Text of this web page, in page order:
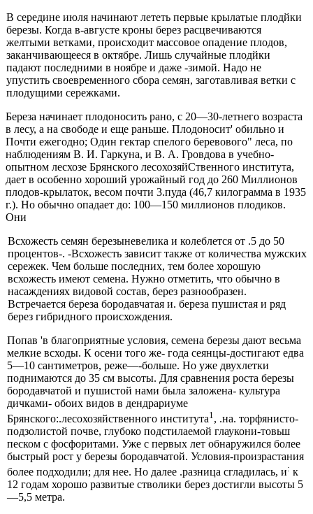
В середине июля начинают лететь первые крылатые плодйки
березы. Когда в-августе кроны берез расцвечи­ваются
желтыми ветками, происходит массовое опаде­ние плодов,
заканчивающееся в октябре. Лишь случай­ные плодйки
падают последними в ноябре и даже -зи­мой. Надо не
упустить своевременного сбора семян, за­готавливая ветки с
плодущими сережками.
Береза начинает плодоносить рано, с 20—30-летнего возраста
в лесу, а на свободе и еще раньше. Плодоно­сит' обильно и
Почти ежегодно; Один гектар спелого беревового" леса, по
наблюдениям В. И. Гаркуна, и В. А. Гровдова в учебно-
опытном лесхозе Брянского лесохозяйСтвенного института,
дает в особенно хороший урожайный год до 260 Миллионов
плодов-крылаток, ве­сом почти 3.пуда (46,7 килограмма в 1935
г.). Но обыч­но опадает до: 100—150 миллионов плодиков.
Они
Всхожесть семян березыневелика и колеблется от .5 до 50
процентов-. -Всхожесть зависит также от ко­личества мужских
сережек. Чем больше последних, тем более хорошую
всхожесть имеют семена. Нужно отме­тить, что обычно в
насаждениях видовой состав, берез разнообразен.
Встречается береза бородавчатая и. бере­за пушистая и ряд
берез гибридного происхождения.
Попав 'в благоприятные условия, семена березы дают весьма
мелкие всходы. К осени того же- года сеянцы-до­стигают едва
5—10 сантиметров, реже—-больше. Но уже двухлетки
поднимаются до 35 см высоты. Для сравнения роста березы
бородавчатой и пушистой нами была за­ложена- культура
дичками- обоих видов в дендрариуме
Брянского:.лесохозяйственного института1 , .на. торфяни­сто-
подзолистой почве, глубоко подстилаемой глаукони-товьш
песком с фосфоритами. Уже с первых лет обна­ружился более
быстрый рост у березы бородавчатой. Условия-произрастания
более подходили; для нее. Но далее .разница сгладилась, и: к
12 годам хорошо разви­тые стволики берез достигли высоты 5
—5,5 метра.